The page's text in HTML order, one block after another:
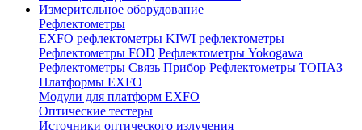
Измерительное оборудование
Рефлектометры
EXFO рефлектометры KIWI рефлектометры
Рефлектометры FOD Рефлектометры Yokogawa
Рефлектометры Связь Прибор Рефлектометры ТОПАЗ
Платформы EXFO
Модули для платформ EXFO
Оптические тестеры
Источники оптического излучения